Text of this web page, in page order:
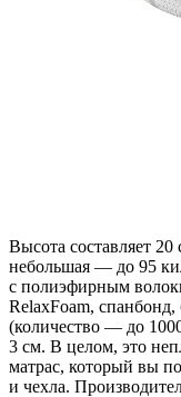
Высота составляет 20
небольшая — до 95
с полиэфирным
RelaxFoam,
(количество — до
3 см. В целом, это
матрас, который вы
и чехла.